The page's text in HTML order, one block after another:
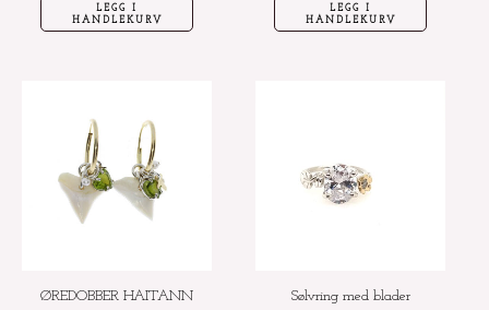
LEGG I
HANDLEKURV
LEGG I
HANDLEKURV
ØREDOBBER HAITANN
Sølvring med blader